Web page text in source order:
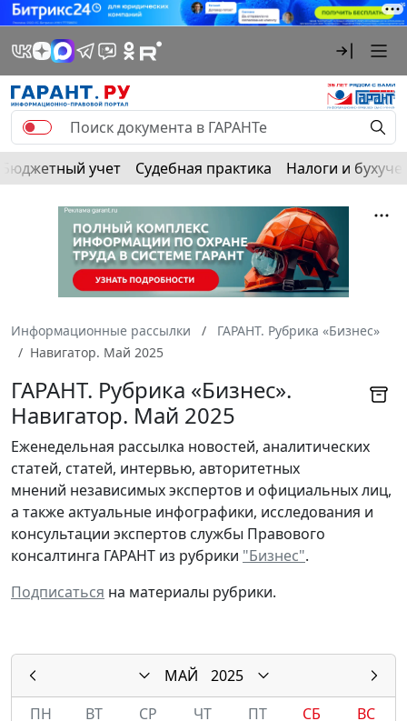
Бюджетный учет Судебная практика Налоги и
Информационные рассылки
ГАРАНТ. Рубрика «Бизнес»
Навигатор. Май 2025
ГАРАНТ. Рубрика «Бизнес».
Навигатор. Май 2025
Еженедельная рассылка новостей, аналитических
статей, статей, интервью, авторитетных
мнений независимых экспертов и официальных лиц,
а также актуальные инфографики, исследования и
консультации экспертов службы Правового
консалтинга ГАРАНТ из рубрики "Бизнес".
Подписаться на материалы рубрики.
МАЙ
2025
ПН
ВТ СР ЧТ ПТ СБ
ВС